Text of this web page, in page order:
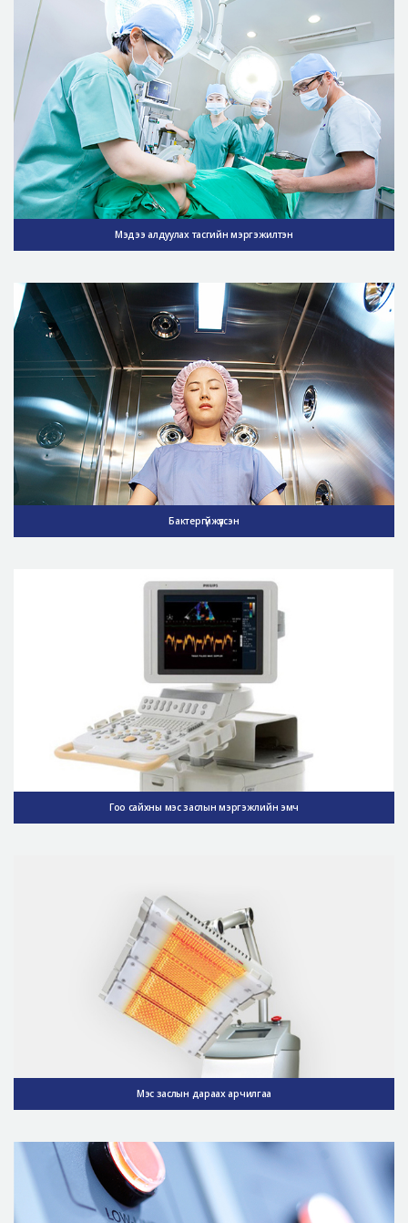
Мэдээ алдуулах тасгийн мэргэжилтэн
Бактергүйжүүлсэн
Гоо сайхны мэс заслын мэргэжлийн эмч
Мэс заслын дараах арчилгаа